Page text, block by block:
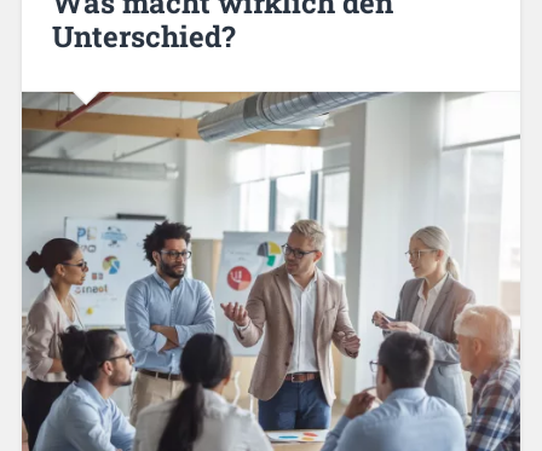
Unterschied?